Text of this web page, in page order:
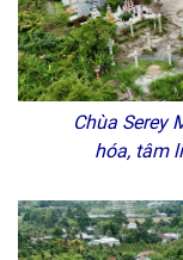
Chùa Serey
hóa, tâm